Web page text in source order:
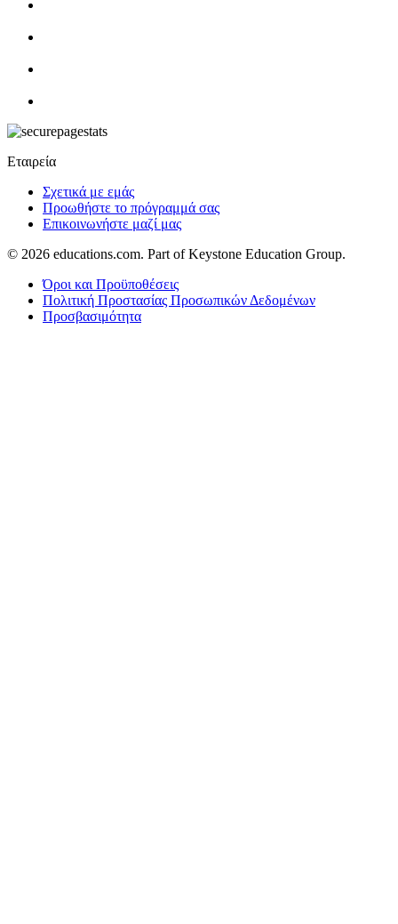
Εταιρεία
Σχετικά με εμάς
Προωθήστε το πρόγραμμά σας
Επικοινωνήστε μαζί μας
© 2026 educations.com. Part of Keystone Education Group.
Όροι και Προϋποθέσεις
Πολιτική Προστασίας Προσωπικών Δεδομένων
Προσβασιμότητα